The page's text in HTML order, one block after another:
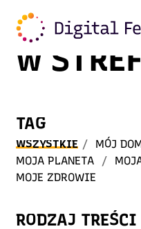
Witaj
w
TAG
WSZYSTKIE / MÓJ
MOJA PLANETA
/
MOJE ZDROWIE
RODZAJ TREŚCI